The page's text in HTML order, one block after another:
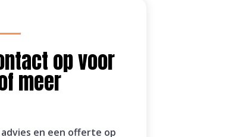
op voor
meer
en een offerte op